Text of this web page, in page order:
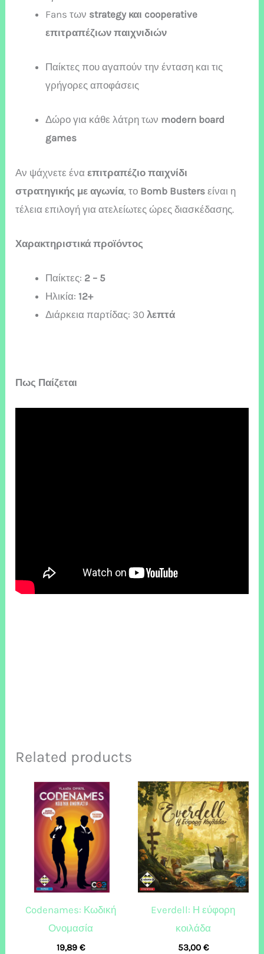
Fans των strategy και cooperative
επιτραπέζιων παιχνιδιών
Παίκτες που αγαπούν την ένταση και τις
γρήγορες αποφάσεις
Δώρο για κάθε λάτρη των modern board
games
Αν ψάχνετε έναεπιτραπέζιο παιχνίδι
στρατηγικής με αγωνία, το Bomb Busters είναι η
τέλεια επιλογή για ατελείωτες ώρες διασκέδασης.
Χαρακτηριστικά προϊόντος
Παίκτες: 2 – 5
Ηλικία:12+
Διάρκεια παρτίδας: 30 λεπτά
Πως Παίζεται
Related products
Codenames: Κωδική
Ονομασία
19,89€
Everdell: Η εύφορη
κοιλάδα
53,00 €